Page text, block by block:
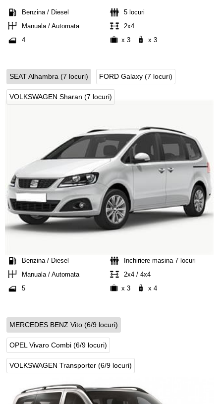
Benzina / Diesel
5 locuri
Manuala / Automata
2x4
4
x 3 x 3
SEAT Alhambra (7 locuri) FORD Galaxy (7 locuri)
VOLKSWAGEN Sharan (7 locuri)
Benzina / Diesel
Inchiriere masina 7 locuri
Manuala / Automata
2x4 / 4x4
5
x 3 x 4
MERCEDES BENZ Vito (6/9 locuri)
OPEL Vivaro Combi (6/9 locuri)
VOLKSWAGEN Transporter (6/9 locuri)